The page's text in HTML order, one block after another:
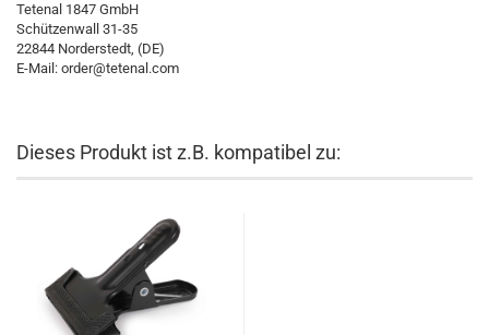
Tetenal 1847 GmbH
Schützenwall 31-35
22844 Norderstedt, (DE)
E-Mail: order@tetenal.com
Dieses Produkt ist z.B. kompatibel zu: